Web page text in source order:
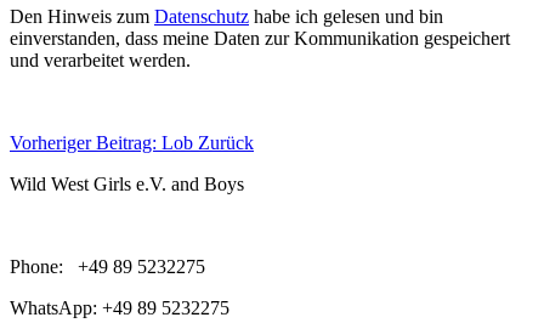
Den Hinweis zum Datenschutz habe ich gelesen und bin
einverstanden, dass meine Daten zur Kommunikation gespeichert
und verarbeitet werden.
Vorheriger Beitrag: Lob Zurück
Wild West Girls e.V. and Boys
Phone: +49 89 5232275
WhatsApp: +49 89 5232275